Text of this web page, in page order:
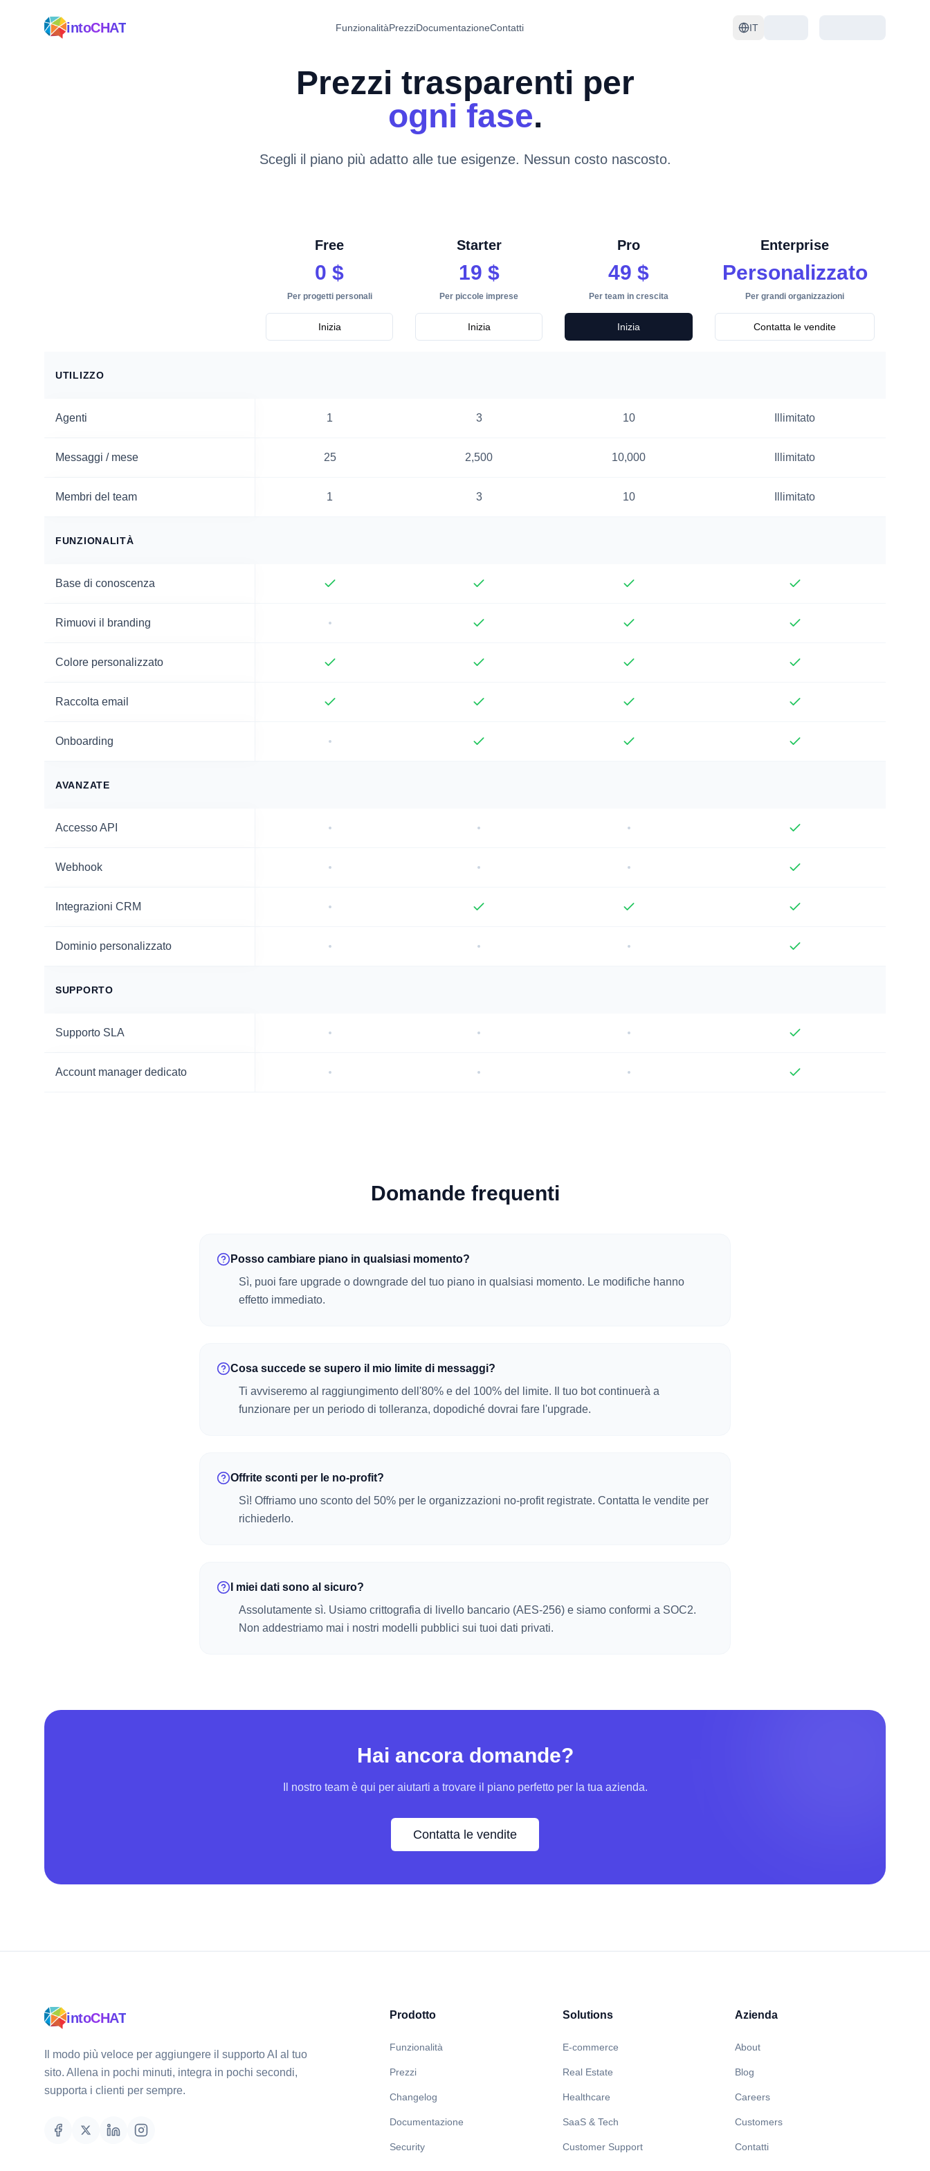
intoCHAT FunzionalitàPrezziDocumentazioneContatti IT
Prezzi trasparenti per
ogni fase.
Scegli il piano più adatto alle tue esigenze. Nessun costo nascosto.
Free
0 $
Per progetti personali
Inizia
Starter
19 $
Per piccole imprese
Inizia
Pro
49 $
Per team in crescita
Inizia
Enterprise
Personalizzato
Per grandi organizzazioni
Contatta le vendite
UTILIZZO
Agenti 1 3 10 Illimitato
Messaggi / mese 25 2,500 10,000 Illimitato
Membri del team 1 3 10 Illimitato
FUNZIONALITÀ
Base di conoscenza
Rimuovi il branding
Colore personalizzato
Raccolta email
Onboarding
AVANZATE
Accesso API
Webhook
Integrazioni CRM
Dominio personalizzato
SUPPORTO
Supporto SLA
Account manager dedicato
Domande frequenti
Posso cambiare piano in qualsiasi momento?
Sì, puoi fare upgrade o downgrade del tuo piano in qualsiasi momento. Le modifiche hanno
effetto immediato.
Cosa succede se supero il mio limite di messaggi?
Ti avviseremo al raggiungimento dell'80% e del 100% del limite. Il tuo bot continuerà a
funzionare per un periodo di tolleranza, dopodiché dovrai fare l'upgrade.
Offrite sconti per le no-profit?
Sì! Offriamo uno sconto del 50% per le organizzazioni no-profit registrate. Contatta le vendite per
richiederlo.
I miei dati sono al sicuro?
Assolutamente sì. Usiamo crittografia di livello bancario (AES-256) e siamo conformi a SOC2.
Non addestriamo mai i nostri modelli pubblici sui tuoi dati privati.
Hai ancora domande?
Il nostro team è qui per aiutarti a trovare il piano perfetto per la tua azienda.
Contatta le vendite
intoCHAT
Il modo più veloce per aggiungere il supporto AI al tuo
sito. Allena in pochi minuti, integra in pochi secondi,
supporta i clienti per sempre.
Prodotto
Funzionalità
Prezzi
Changelog
Documentazione
Security
Solutions
E-commerce
Real Estate
Healthcare
SaaS & Tech
Customer Support
Azienda
About
Blog
Careers
Customers
Contatti